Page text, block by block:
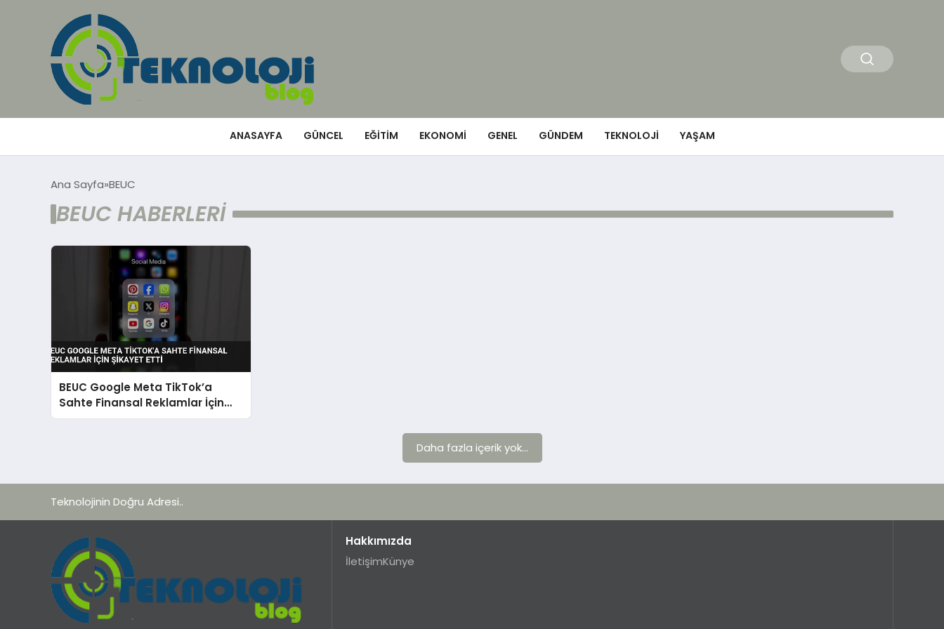
ANASAYFA GÜNCEL EĞITIM EKONOMI GENEL GÜNDEM TEKNOLOJI YAŞAM
Ana Sayfa BEUC
BEUC HABERLERI
BEUC Google Meta TikTok’a
Sahte Finansal Reklamlar İçin
Şikayet Etti
Daha fazla içerik yok...
Teknolojinin Doğru Adresi..
Hakkımızda
İletişimKünye